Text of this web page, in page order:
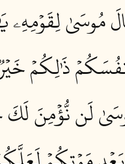
مُوسَىٰ
أَنفُسَكُمۡ ذَٰلِكُمۡ
لَن نُّؤۡمِنَ